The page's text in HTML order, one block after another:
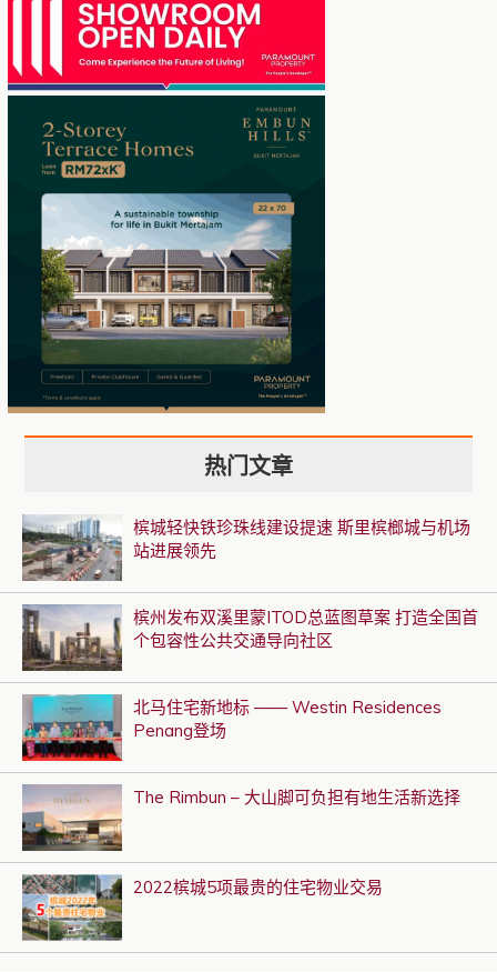
热门文章
槟城轻快铁珍珠线建设提速 斯里槟榔城与机场
站进展领先
槟州发布双溪里蒙ITOD总蓝图草案 打造全国首
个包容性公共交通导向社区
北马住宅新地标 —— Westin Residences
Penang登场
The Rimbun – 大山脚可负担有地生活新选择
2022槟城5项最贵的住宅物业交易